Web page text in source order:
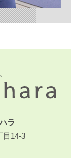
いて
囲に限り、
、委託先に
ラ
目14-3